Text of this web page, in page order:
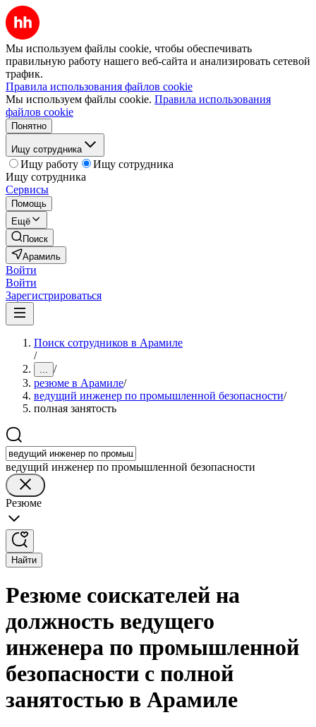
Мы используем файлы cookie, чтобы обеспечивать
правильную работу нашего веб-сайта и анализировать сетевой
трафик.
Правила использования файлов cookie
Мы используем файлы cookie. Правила использования
файлов cookie
Понятно
Ищу сотрудника
Ищу работу
Ищу сотрудника
Ищу сотрудника
Сервисы
Помощь
Ещё
Поиск
Арамиль
Войти
Войти
Зарегистрироваться
Поиск сотрудников в Арамиле
/
... /
резюме в Арамиле/
ведущий инженер по промышленной безопасности/
полная занятость
ведущий инженер по промышленной безопасности
Резюме
Найти
Резюме соискателей на
должность ведущего
инженера по промышленной
безопасности с полной
занятостью в Арамиле